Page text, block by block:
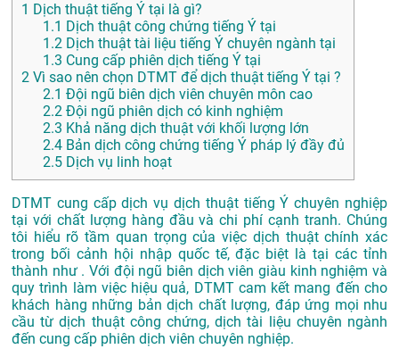
1 Dịch thuật tiếng Ý tại là gì?
1.1 Dịch thuật công chứng tiếng Ý tại
1.2 Dịch thuật tài liệu tiếng Ý chuyên ngành tại
1.3 Cung cấp phiên dịch tiếng Ý tại
2 Vì sao nên chọn DTMT để dịch thuật tiếng Ý tại ?
2.1 Đội ngũ biên dịch viên chuyên môn cao
2.2 Đội ngũ phiên dịch có kinh nghiệm
2.3 Khả năng dịch thuật với khối lượng lớn
2.4 Bản dịch công chứng tiếng Ý pháp lý đầy đủ
2.5 Dịch vụ linh hoạt
DTMT cung cấp dịch vụ dịch thuật tiếng Ý chuyên nghiệp
tại với chất lượng hàng đầu và chi phí cạnh tranh. Chúng
tôi hiểu rõ tầm quan trọng của việc dịch thuật chính xác
trong bối cảnh hội nhập quốc tế, đặc biệt là tại các tỉnh
thành như . Với đội ngũ biên dịch viên giàu kinh nghiệm và
quy trình làm việc hiệu quả, DTMT cam kết mang đến cho
khách hàng những bản dịch chất lượng, đáp ứng mọi nhu
cầu từ dịch thuật công chứng, dịch tài liệu chuyên ngành
đến cung cấp phiên dịch viên chuyên nghiệp.